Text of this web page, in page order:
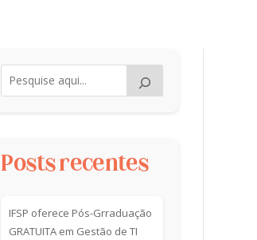
Posts recentes
IFSP oferece Pós-Grraduação
GRATUITA em Gestão de TI